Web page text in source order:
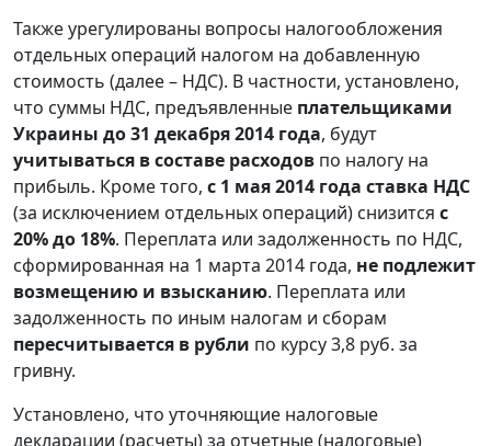
Также урегулированы вопросы налогообложения
отдельных операций налогом на добавленную
стоимость (далее – НДС). В частности, установлено,
что суммы НДС, предъявленные плательщиками
Украины до 31 декабря 2014 года, будут
учитываться в составе расходов по налогу на
прибыль. Кроме того, с 1 мая 2014 года ставка НДС
(за исключением отдельных операций) снизится с
20% до 18%. Переплата или задолженность по НДС,
сформированная на 1 марта 2014 года, не подлежит
возмещению и взысканию. Переплата или
задолженность по иным налогам и сборам
пересчитывается в рубли по курсу 3,8 руб. за
гривну.
Установлено, что уточняющие налоговые
декларации (расчеты) за отчетные (налоговые)